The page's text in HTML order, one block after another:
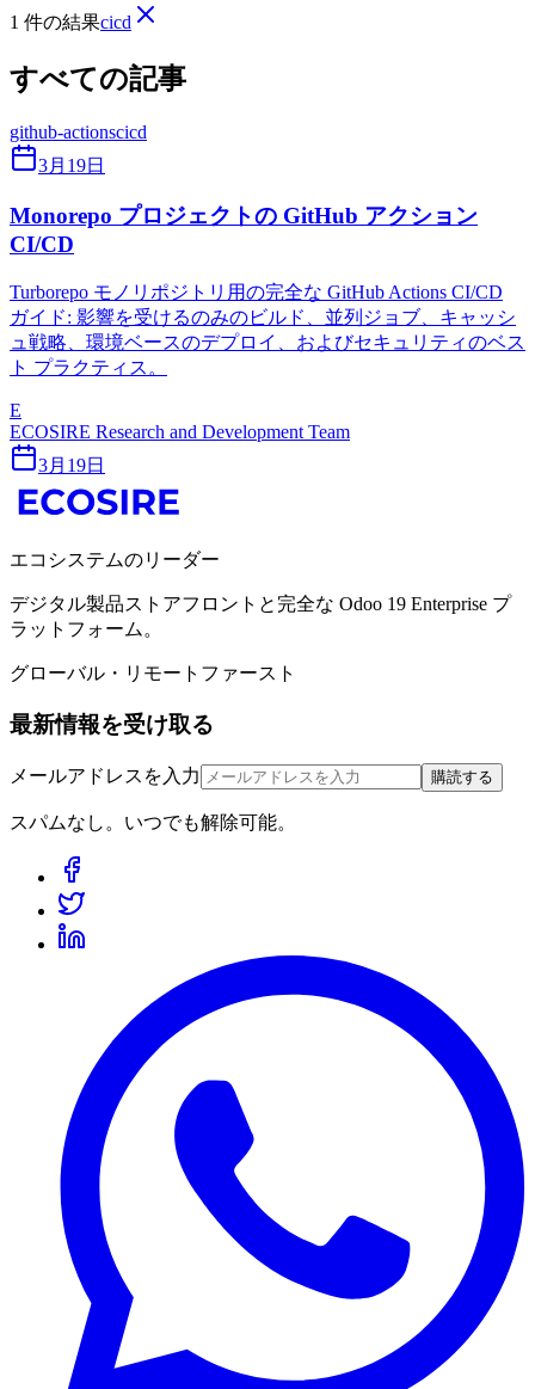
1 件の結果cicd
すべての記事
github-actionscicd
3月19日
Monorepo プロジェクトの GitHub アクション
CI/CD
Turborepo モノリポジトリ用の完全な GitHub Actions CI/CD
ガイド: 影響を受けるのみのビルド、並列ジョブ、キャッシ
ュ戦略、環境ベースのデプロイ、およびセキュリティのベス
ト プラクティス。
E
ECOSIRE Research and Development Team
3月19日
エコシステムのリーダー
デジタル製品ストアフロントと完全な Odoo 19 Enterprise プ
ラットフォーム。
グローバル・リモートファースト
最新情報を受け取る
メールアドレスを入力 購読する
スパムなし。いつでも解除可能。